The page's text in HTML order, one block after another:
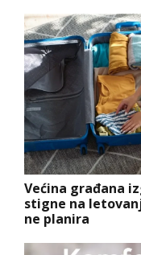
Većina građana
stigne na
ne planira